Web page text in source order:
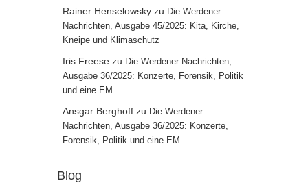
Rainer Henselowsky zu Die Werdener
Nachrichten, Ausgabe 45/2025: Kita, Kirche,
Kneipe und Klimaschutz
Iris Freese zu Die Werdener Nachrichten,
Ausgabe 36/2025: Konzerte, Forensik, Politik
und eine EM
Ansgar Berghoff zu Die Werdener
Nachrichten, Ausgabe 36/2025: Konzerte,
Forensik, Politik und eine EM
Blog